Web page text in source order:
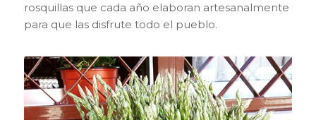
rosquillas que cada año elaboran artesanalmente
para que las disfrute todo el pueblo.